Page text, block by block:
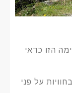
הזו כדאי
על פני